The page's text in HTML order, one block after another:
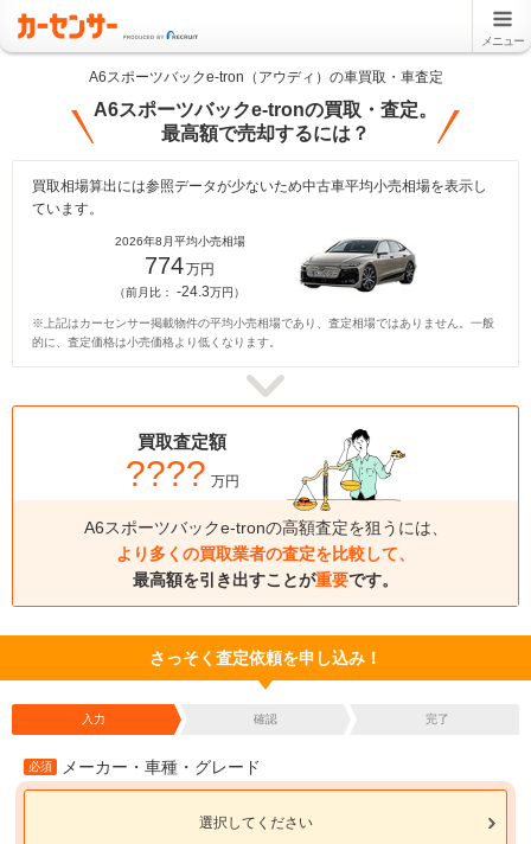
メニュー
A6スポーツバックe-tron（アウディ）の車買取・車査定
A6スポーツバックe-tronの買取・査定。
最高額で売却するには？
買取相場算出には参照データが少ないため中古車平均小売相場を表示し
ています。
2026年8月平均小売相場
774万円
（前月比：-24.3万円）
※上記はカーセンサー掲載物件の平均小売相場であり、査定相場ではありません。一般
的に、査定価格は小売価格より低くなります。
買取査定額
???? 万円
A6スポーツバックe-tronの高額査定を狙うには、
より多くの買取業者の査定を比較して、
最高額を引き出すことが重要です。
さっそく査定依頼を申し込み！
入力 確認 完了
必須 メーカー・車種・グレード
選択してください